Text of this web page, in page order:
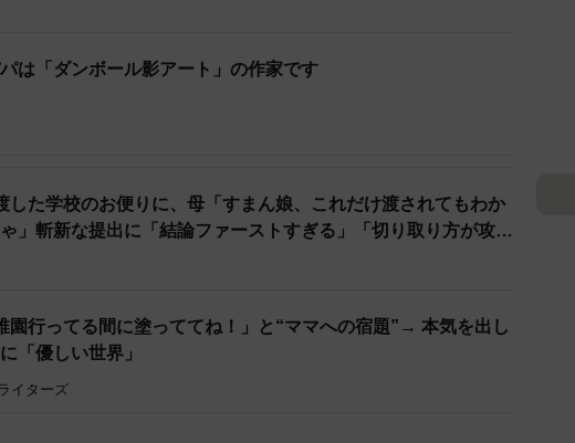
2/3
もクオリティが高いダンボールの家（提供：黒主くんさん）
ことになった経緯について、改めて教えてください！
来事でした。 妻から『そこにあるダンボール捨てといて！』
パパ、おままごとのお家作って！』と声をかけられました。
パは「ダンボール影アート」の作家です
した学校のお便りに、母「すまん娘、これだけ渡されてもわか
」斬新な提出に「結論ファーストすぎる」「切り取り方が攻め
園行ってる間に塗っててね！」と“ママへの宿題”→ 本気を出し
「優しい世界」
イターズ